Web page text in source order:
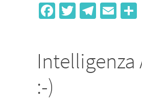
Fa
o
T
er
Te
a
E
:-)